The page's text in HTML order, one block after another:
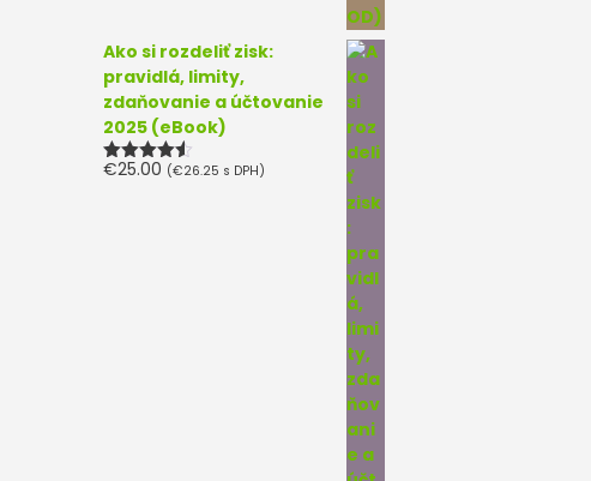
Ako si rozdeliť zisk:
pravidlá, limity,
zdaňovanie a účtovanie
2025 (eBook)
Hodnotenie
€25.00 (€26.25 s DPH)